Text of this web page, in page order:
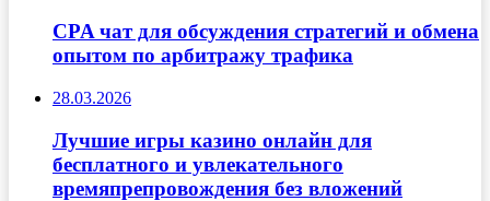
CPA чат для обсуждения стратегий и обмена
опытом по арбитражу трафика
28.03.2026
Лучшие игры казино онлайн для
бесплатного и увлекательного
времяпрепровождения без вложений